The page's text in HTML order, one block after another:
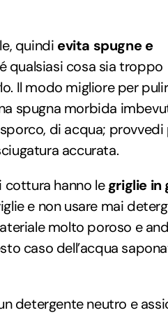
quindi evita spugne e
qualsiasi cosa sia troppo
Il modo migliore per
spugna morbida
di acqua; provvedi
accurata.
hanno legriglie in
e non usare mai
molto poroso e
caso dell’acqua
detergente neutro e